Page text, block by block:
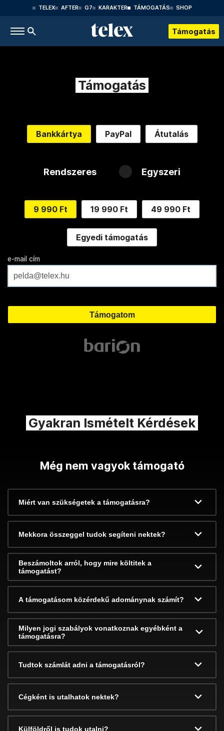
TELEX AFTER G7 KARAKTER TÁMOGATÁS SHOP
Támogatás
Támogatás
Bankkártya PayPal Átutalás
Rendszeres Egyszeri
9 990 Ft 19 990 Ft 49 990 Ft
Egyedi támogatás
e-mail cím
Gyakran Ismételt Kérdések
Még nem vagyok támogató
Miért van szükségetek a támogatásra?
Mekkora összeggel tudok segíteni nektek?
Beszámoltok arról, hogy mire költitek a
támogatást?
A támogatásom közérdekű adománynak számít?
Milyen jogi szabályok vonatkoznak egyébként a
támogatásra?
Tudtok számlát adni a támogatásról?
Cégként is utalhatok nektek?
Külföldről is tudok utalni?